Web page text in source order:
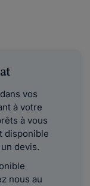
vos
à votre
à vous
disponible
devis.
nous au